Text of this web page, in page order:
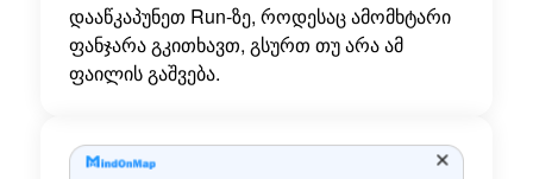
დააწკაპუნეთ Run-ზე, როდესაც ამომხტარი
ფანჯარა გკითხავთ, გსურთ თუ არა ამ
ფაილის გაშვება.